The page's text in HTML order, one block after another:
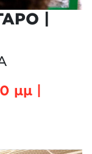
|
μμ |